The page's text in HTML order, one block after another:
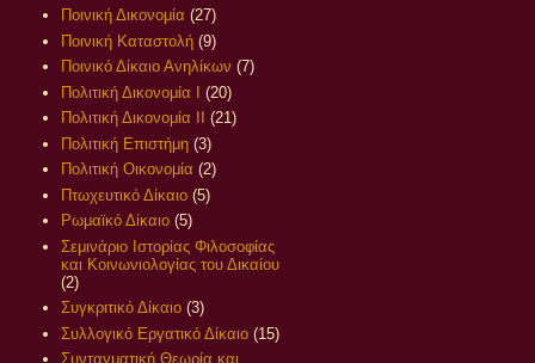
Ποινική Δικονομία (27)
Ποινική Καταστολή (9)
Ποινικό Δίκαιο Ανηλίκων (7)
Πολιτική Δικονομία Ι
(20)
Πολιτική Δικονομία ΙΙ
(21)
Πολιτική Επιστήμη (3)
Πολιτική Οικονομία (2)
Πτωχευτικό Δίκαιο (5)
Ρωμαϊκό Δίκαιο (5)
Σεμινάριο Ιστορίας Φιλοσοφίας
και Κοινωνιολογίας του Δικαίου
(2)
Συγκριτικό Δίκαιο (3)
Συλλογικό Εργατικό Δίκαιο (15)
Συνταγματική Θεωρία και